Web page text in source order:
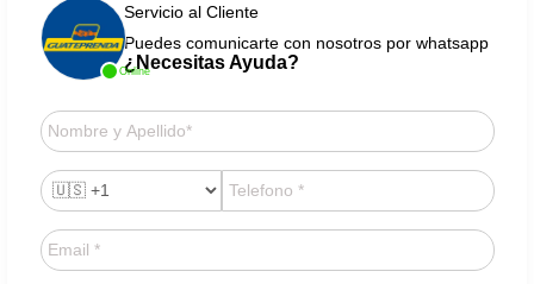
Online
Servicio al Cliente
Puedes comunicarte con nosotros por whatsapp
¿Necesitas Ayuda?